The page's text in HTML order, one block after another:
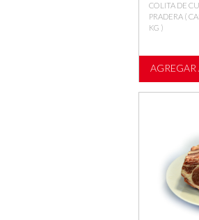
COLITA DE
PRADERA (
KG )
AGREGAR